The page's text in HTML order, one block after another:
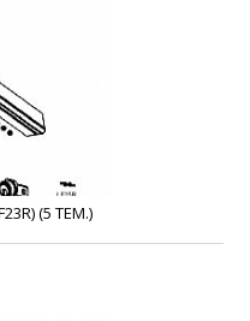
(5 ΤΕΜ.)